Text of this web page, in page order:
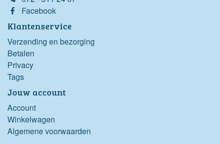
Facebook
Klantenservice
Verzending en bezorging
Betalen
Privacy
Tags
Jouw account
Account
Winkelwagen
Algemene voorwaarden